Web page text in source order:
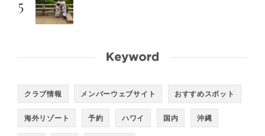
クラブ情報 メンバーウェブサイト おすすめスポット
海外リゾート 予約 ハワイ 国内 沖縄